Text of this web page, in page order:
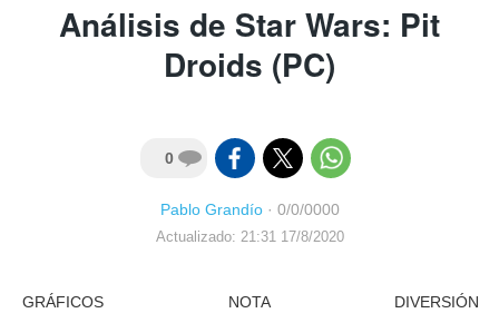
Análisis de Star Wars: Pit
Droids (PC)
0
Pablo Grandío· 0/0/0000
Actualizado: 21:31 17/8/2020
GRÁFICOS NOTA DIVERSIÓN